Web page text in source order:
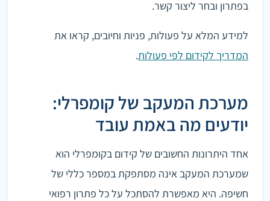
בפתרון ובחר ליצור קשר.
למידע המלא על פעולות, פניות וחיובים, קראו את
המדריך לקידום לפי פעולות.
מערכת המעקב של קומפרלי:
יודעים מה באמת עובד
אחד היתרונות החשובים של קידום בקומפרלי הוא
שמערכת המעקב אינה מסתפקת במספר כללי של
חשיפה. היא מאפשרת להסתכל על כל פתרון רפואי